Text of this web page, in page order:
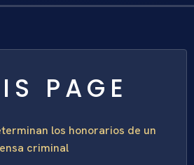
PAGE
los honorarios de un
criminal